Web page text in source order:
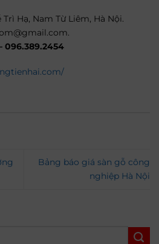
Trì Hạ, Nam Từ Liêm, Hà Nội.
096.389.2454
Bảng báo giá sàn gỗ công
nghiệp Hà Nội